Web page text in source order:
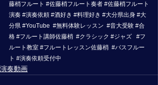
藤梢フルート #佐藤梢フルート奏者 #佐藤梢フルート
演奏 #演奏依頼 #酒好き #料理好き #大分県出身 #大
分県 #YouTube #無料体験レッスン #音大受験 #合
格 #フルート講師佐藤梢 #クラシック #ジャズ
#フ
ルート教室 #フルートレッスン佐藤梢 #バスフルー
ト #演奏依頼受付中
演奏動画